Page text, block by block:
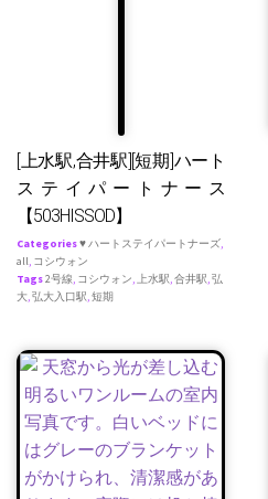
[上水駅,合井駅][短期]ハート
ステイパートナース
【503HISSOD】
Categories♥ ハートステイパートナーズ,
all, コシウォン
Tags2号線, コシウォン, 上水駅,合井駅,弘
大,弘大入口駅,短期